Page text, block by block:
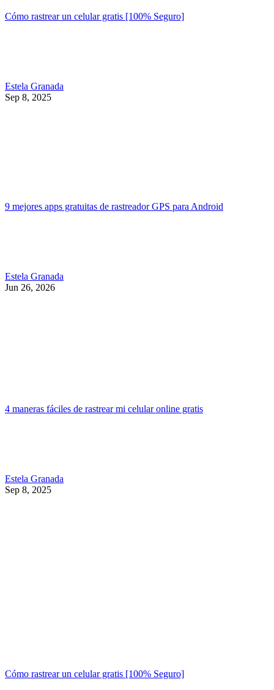
Cómo rastrear un celular gratis [100% Seguro]
Estela Granada
Sep 8, 2025
9 mejores apps gratuitas de rastreador GPS para Android
Estela Granada
Jun 26, 2026
4 maneras fáciles de rastrear mi celular online gratis
Estela Granada
Sep 8, 2025
Cómo rastrear un celular gratis [100% Seguro]